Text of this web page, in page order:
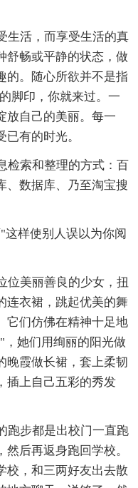
生活，而享受生活的真
舒畅或平静的状态，做
的。随心所欲并不是指
脚印，你就来过。一
放自己的美丽。每一
有的时光。
检索和整理的方式：百
、数据库、乃至淘宝搜
样使别人误以为你阅
位美丽善良的少女，扭
连衣裙，跳起优美的舞
它们仿佛在精神十足地
她们用绚丽的阳光做
晚霞做长裙，套上柔韧
插上自己五彩的秀发
跑步都是出校门一直跑
后再返身跑回学校。
校，和三两好友出去散